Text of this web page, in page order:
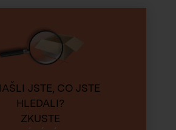
JSTE, CO JSTE
HLEDALI?
ZKUSTE